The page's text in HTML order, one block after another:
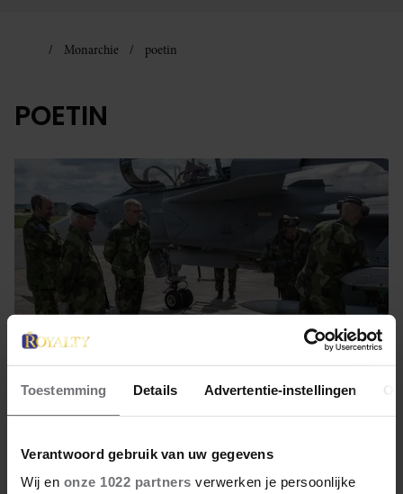
Toestemming Details Advertentie-instellingen
Verantwoord gebruik van uw gegevens
Wij en onze 1022 partners verwerken je persoonlijke
Monarchie poetin
POETIN
TOENEMENDE SPANNINGEN